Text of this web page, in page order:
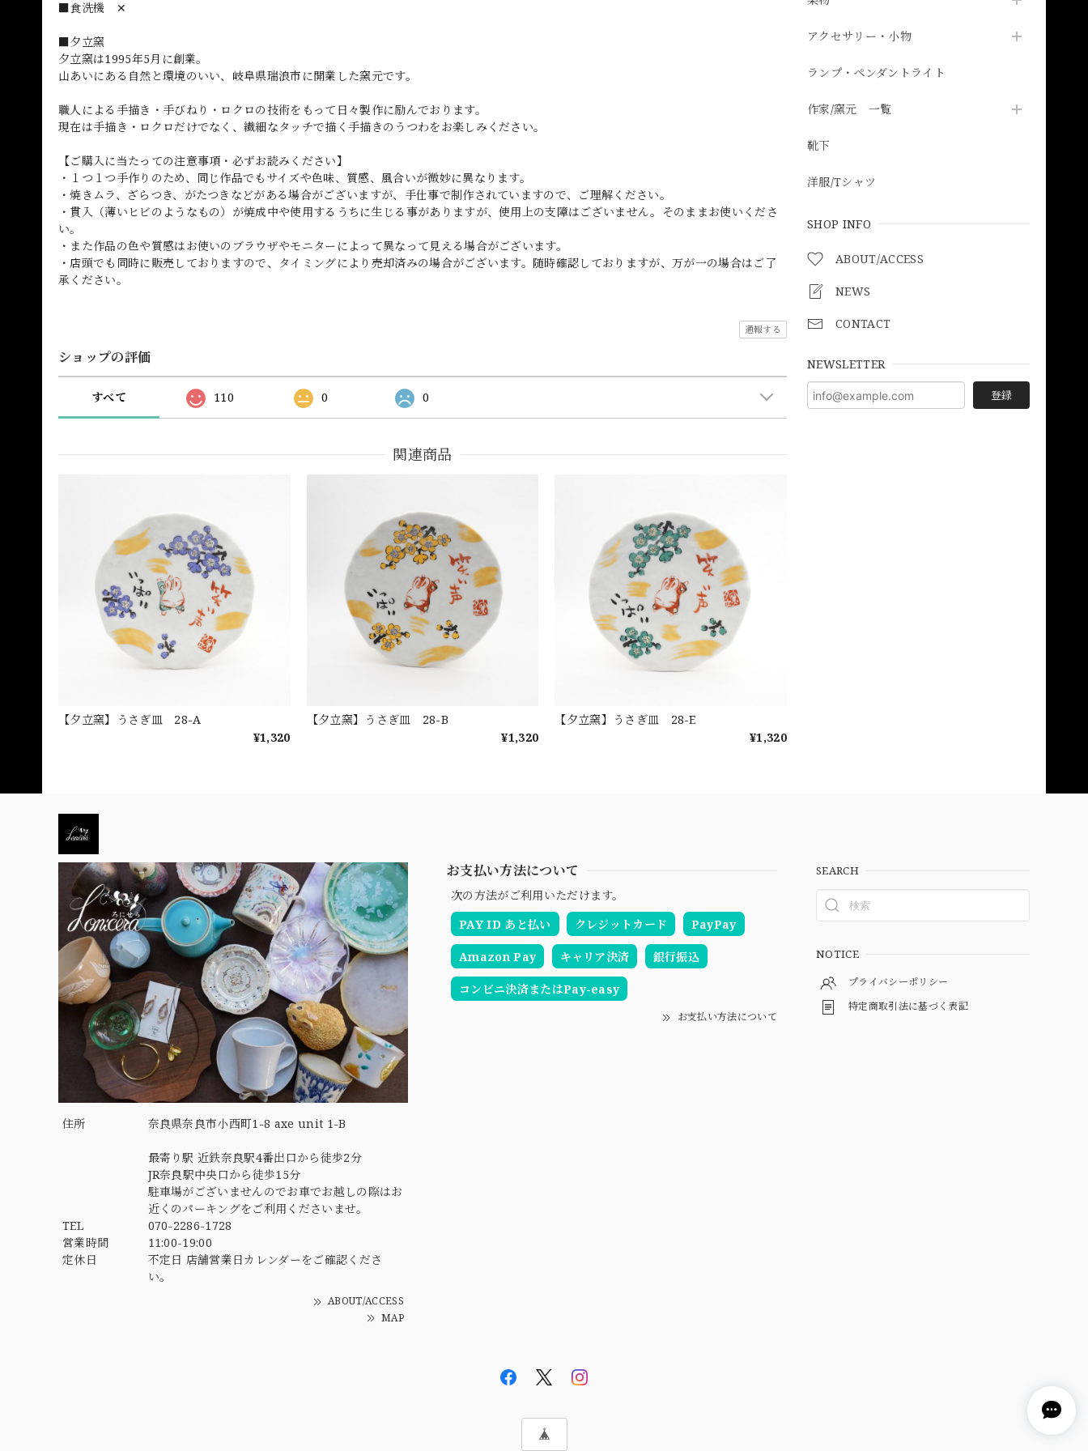
アクセサリー・小物
ランプ・ペンダントライト
作家/窯元 一覧
靴下
洋服/Tシャツ
SHOP INFO
ABOUT/ACCESS
NEWS
CONTACT
NEWSLETTER
登録
■食洗機 ✕
■夕立窯
夕立窯は1995年5月に創業。
山あいにある自然と環境のいい、岐阜県瑞浪市に開業した窯元です。
職人による手描き・手びねり・ロクロの技術をもって日々製作に励んでおります。
現在は手描き・ロクロだけでなく、繊細なタッチで描く手描きのうつわをお楽しみください。
【ご購入に当たっての注意事項・必ずお読みください】
・１つ１つ手作りのため、同じ作品でもサイズや色味、質感、風合いが微妙に異なります。
・焼きムラ、ざらつき、がたつきなどがある場合がございますが、手仕事で制作されていますので、ご理解ください。
・貫入（薄いヒビのようなもの）が焼成中や使用するうちに生じる事がありますが、使用上の支障はございません。そのままお使いくださ
い。
・また作品の色や質感はお使いのブラウザやモニターによって異なって見える場合がございます。
・店頭でも同時に販売しておりますので、タイミングにより売却済みの場合がございます。随時確認しておりますが、万が一の場合はご了
承ください。
通報する
ショップの評価
すべて 110 0 0
関連商品
【夕立窯】うさぎ皿 28-A
¥1,320
【夕立窯】うさぎ皿 28-B
¥1,320
【夕立窯】うさぎ皿 28-E
¥1,320
住所 奈良県奈良市小西町1-8 axe unit 1-B
最寄り駅 近鉄奈良駅4番出口から徒歩2分
JR奈良駅中央口から徒歩15分
駐車場がございませんのでお車でお越しの際はお
近くのパーキングをご利用くださいませ。
TEL
070-2286-1728
営業時間
11:00-19:00
定休日
不定日 店舗営業日カレンダーをご確認くださ
い。
ABOUT/ACCESS
MAP
お支払い方法について
次の方法がご利用いただけます。
PAY ID あと払い
クレジットカード PayPay
Amazon Pay キャリア決済 銀行振込
コンビニ決済またはPay-easy
お支払い方法について
SEARCH
NOTICE
プライバシーポリシー
特定商取引法に基づく表記